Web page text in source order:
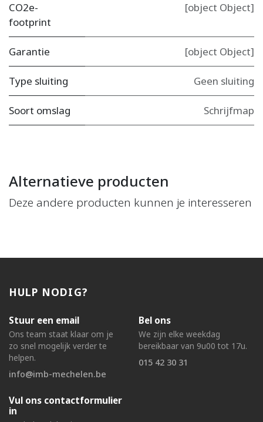
CO2e-
footprint
[object Object]
Garantie [object Object]
Type sluiting Geen sluiting
Soort omslag Schrijfmap
Alternatieve producten
Deze andere producten kunnen je interesseren
HULP NODIG?
Stuur een email
Ons team staat klaar om je
zo snel mogelijk verder te
helpen.
info@imb-mechelen.be
Bel ons
We zijn elke weekdag
bereikbaar van 9u00 tot 17u.
015 42 30 31
Vul ons contactformulier
in